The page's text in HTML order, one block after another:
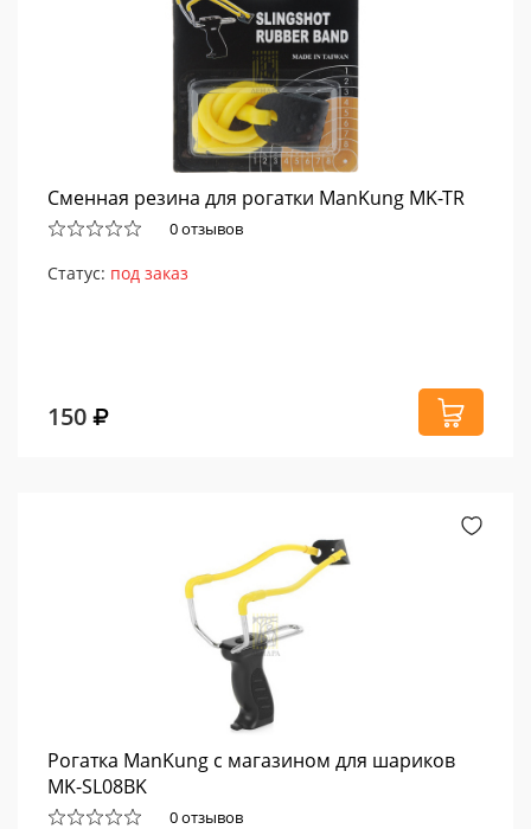
Сменная резина для рогатки ManKung MK-TR
0 отзывов
Статус: под заказ
150
Рогатка ManKung с магазином для шариков
MK-SL08BK
0 отзывов